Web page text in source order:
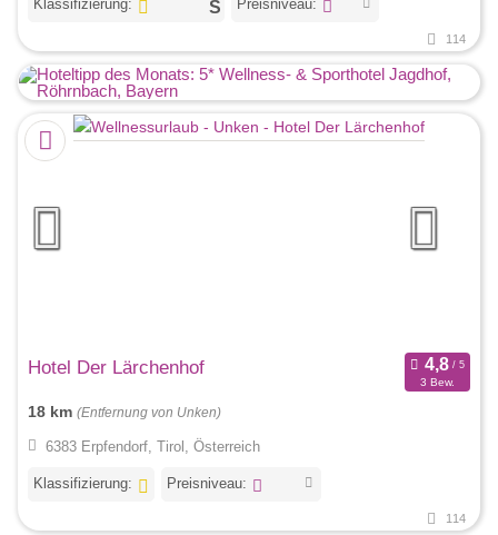
Klassifizierung: Preisniveau:
114
Hotel Der Lärchenhof
3 Bew.
18 km (Entfernung von Unken)
6383 Erpfendorf, Tirol, Österreich
Klassifizierung: Preisniveau:
114